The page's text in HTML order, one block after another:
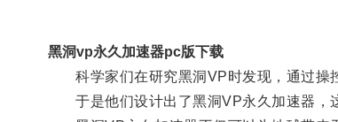
黑洞vp永久加速器pc版下载
科学家们在研究黑洞VP时发现，通过操
于是他们设计出了黑洞VP永久加速器，